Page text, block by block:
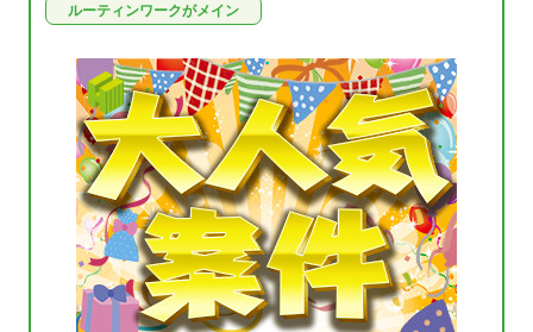
ルーティンワークがメイン